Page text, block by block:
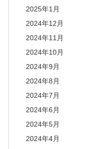
2025年1月
2024年12月
2024年11月
2024年10月
2024年9月
2024年8月
2024年7月
2024年6月
2024年5月
2024年4月